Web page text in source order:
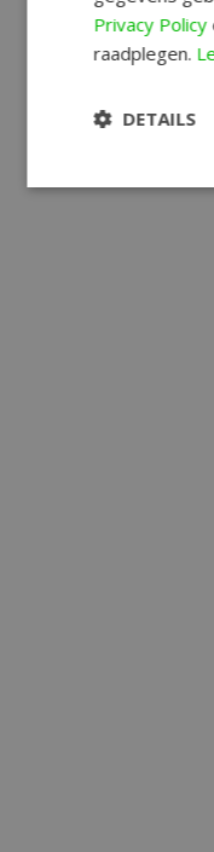
Privacy Policy
raadplegen.
DETAILS